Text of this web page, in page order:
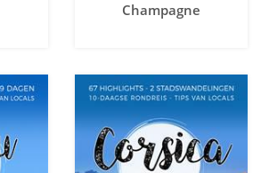
Champagne